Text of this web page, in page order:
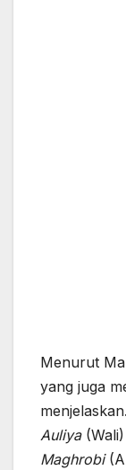
Menurut
yang juga
Auliya
Maghrobi